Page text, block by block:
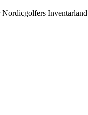
Nordicgolfers Inventarland